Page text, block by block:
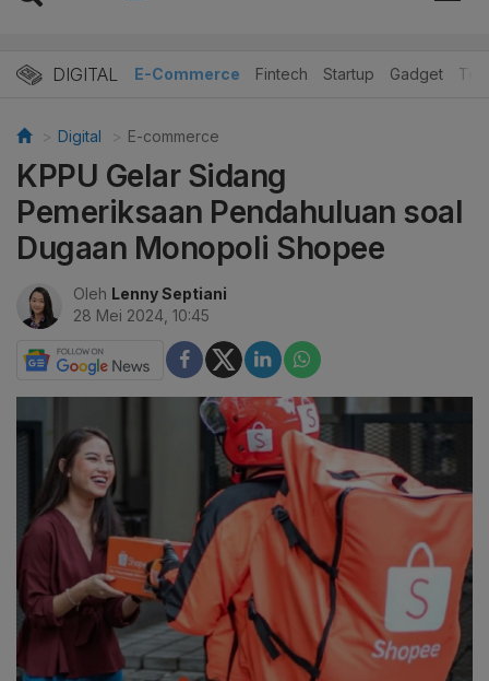
DIGITAL E-Commerce Fintech Startup Gadget
Digital E-commerce
KPPU Gelar Sidang
Pemeriksaan Pendahuluan soal
Dugaan Monopoli Shopee
Oleh Lenny Septiani
28 Mei 2024, 10:45